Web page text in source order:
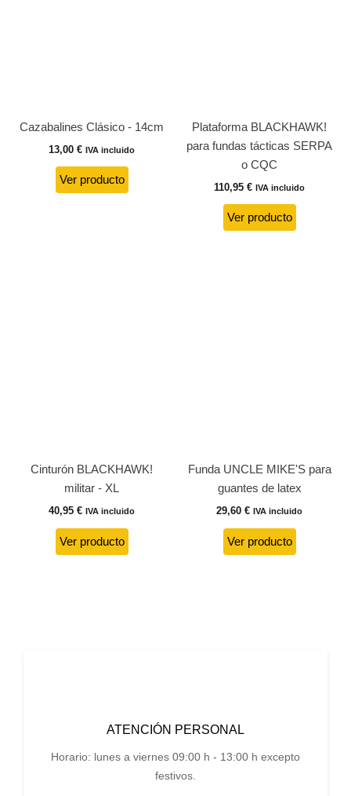
Cazabalines Clásico - 14cm
13,00 € IVA incluido
Ver producto
Plataforma BLACKHAWK!
para fundas tácticas SERPA
o CQC
110,95 € IVA incluido
Ver producto
Cinturón BLACKHAWK!
militar - XL
40,95 € IVA incluido
Ver producto
Funda UNCLE MIKE'S para
guantes de latex
29,60 € IVA incluido
Ver producto
ATENCIÓN PERSONAL
Horario: lunes a viernes 09:00 h - 13:00 h excepto
festivos.